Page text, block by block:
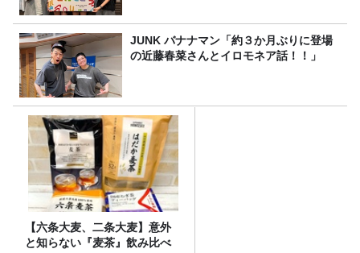
JUNK バナナマン「約３か月ぶりに登場
の近藤春菜さんとイロモネア話！！」
【六条大麦、二条大麦】意外
と知らない『麦茶』飲み比べ